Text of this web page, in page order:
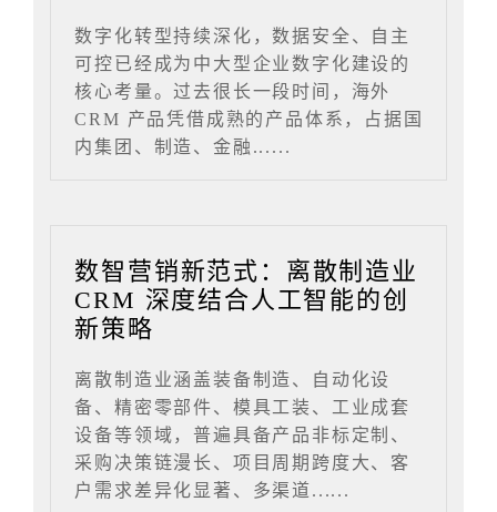
数字化转型持续深化，数据安全、自主
可控已经成为中大型企业数字化建设的
核心考量。过去很长一段时间，海外
CRM 产品凭借成熟的产品体系，占据国
内集团、制造、金融......
数智营销新范式：离散制造业
CRM 深度结合人工智能的创
新策略
离散制造业涵盖装备制造、自动化设
备、精密零部件、模具工装、工业成套
设备等领域，普遍具备产品非标定制、
采购决策链漫长、项目周期跨度大、客
户需求差异化显著、多渠道......